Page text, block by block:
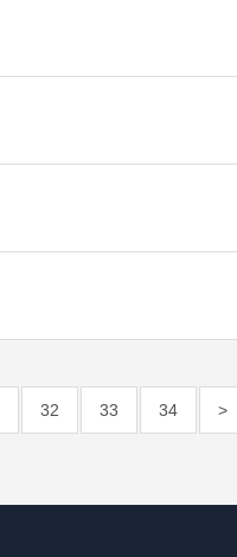
32 33 34 >